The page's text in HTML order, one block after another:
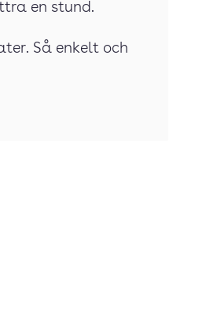
en stund.
Så enkelt och